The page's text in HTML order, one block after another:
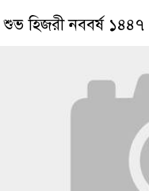
শুভ হিজরী নববর্ষ ১৪৪৭